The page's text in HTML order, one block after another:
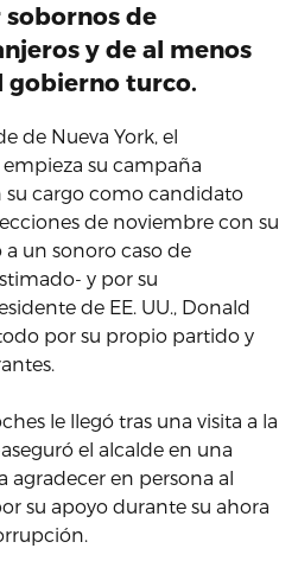
de
y de al menos
gobierno turco.
de Nueva York, el
su campaña
su cargo como candidato
de noviembre con su
un sonoro caso de
y por su
de EE. UU., Donald
por su propio partido y
le llegó tras una visita a la
el alcalde en una
agradecer en persona al
su apoyo durante su ahora